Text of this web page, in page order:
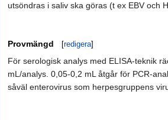
utsöndras i saliv ska göras (t ex EBV och
Provmängd [redigera]
För serologisk analys med ELISA-teknik
mL/analys. 0,05-0,2 mL åtgår för PCR-
såväl enterovirus som herpesgruppens